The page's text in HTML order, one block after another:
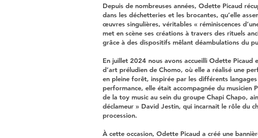
Depuis de nombreuses années, Odette Picaud
dans les déchetteries et les brocantes, qu’elle
œuvres singulières, véritables « réminiscences
met en scène ses créations à travers des rituels
grâce à des dispositifs mêlant déambulations du
En juillet 2024 nous avons accueilli Odette Picaud
d’art préludien de Chomo, où elle a réalisé une
en pleine forêt, inspirée par les différents
performance, elle était accompagnée du musicien
de la toy music au sein du groupe Chapi Chapo,
déclameur » David Jestin, qui incarnait le rôle du
procession.
À cette occasion, Odette Picaud a créé une